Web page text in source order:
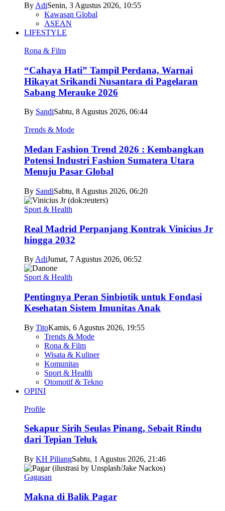
By AdiSenin, 3 Agustus 2026, 10:55
Kawasan Global
ASEAN
LIFESTYLE
Rona & Film
“Cahaya Hati” Tampil Perdana, Warnai
Hikayat Srikandi Nusantara di Pagelaran
Sabang Merauke 2026
By SandiSabtu, 8 Agustus 2026, 06:44
Trends & Mode
Medan Fashion Trend 2026 : Kembangkan
Potensi Industri Fashion Sumatera Utara
Menuju Pasar Global
By SandiSabtu, 8 Agustus 2026, 06:20
Sport & Health
Real Madrid Perpanjang Kontrak Vinicius Jr
hingga 2032
By AdiJumat, 7 Agustus 2026, 06:52
Sport & Health
Pentingnya Peran Sinbiotik untuk Fondasi
Kesehatan Sistem Imunitas Anak
By TitoKamis, 6 Agustus 2026, 19:55
Trends & Mode
Rona & Film
Wisata & Kuliner
Komunitas
Sport & Health
Otomotif & Tekno
OPINI
Profile
Sekapur Sirih Seulas Pinang, Sebait Rindu
dari Tepian Teluk
By KH PiliangSabtu, 1 Agustus 2026, 21:46
Gagasan
Makna di Balik Pagar